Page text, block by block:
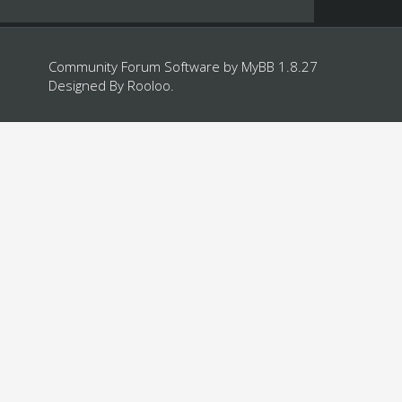
Community Forum Software by MyBB 1.8.27
Designed By Rooloo.